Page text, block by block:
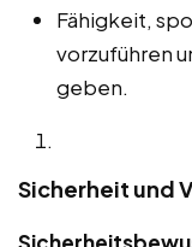
Fähigkeit,
vorzuführen
geben.
Sicherheit und